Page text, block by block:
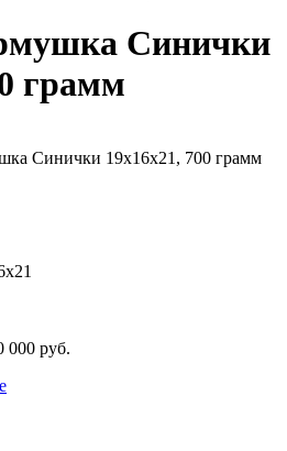
Синички
грамм
000 руб.